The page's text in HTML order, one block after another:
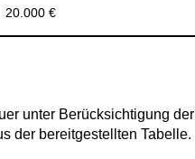
unter Berücksichtigung der
der bereitgestellten Tabelle.
20.000 €